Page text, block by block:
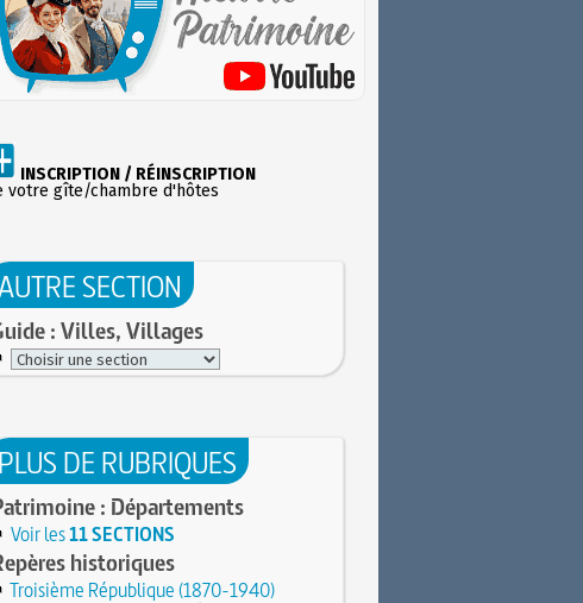
INSCRIPTION / RÉINSCRIPTION
votre gîte/chambre d'hôtes
SECTION
: Villes, Villages
PLUS DE RUBRIQUES
: Départements
Voir les11 SECTIONS
historiques
Troisième République (1870-1940)